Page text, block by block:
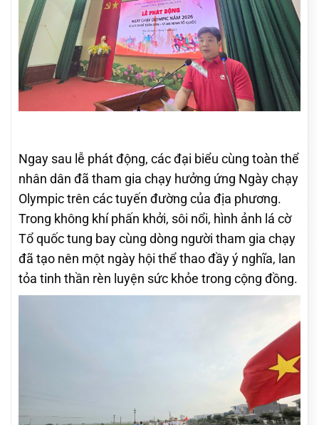
Ngay sau lễ phát động, các đại biểu cùng toàn thể
nhân dân đã tham gia chạy hưởng ứng Ngày chạy
Olympic trên các tuyến đường của địa phương.
Trong không khí phấn khởi, sôi nổi, hình ảnh lá cờ
Tổ quốc tung bay cùng dòng người tham gia chạy
đã tạo nên một ngày hội thể thao đầy ý nghĩa, lan
tỏa tinh thần rèn luyện sức khỏe trong cộng đồng.